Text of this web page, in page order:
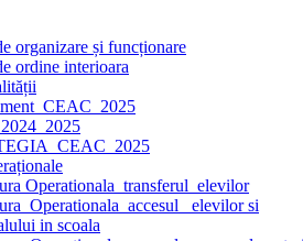
organizare și funcționare
ordine interioara
Operationala_transferul_elevilor
_elevilor si
in scoala